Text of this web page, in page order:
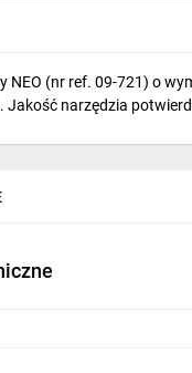
NEO (nr ref. 09-721) o
Jakość narzędzia